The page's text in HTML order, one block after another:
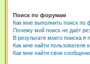
Поиск по форумам
Как мне выполнить поиск
Почему мой поиск не даёт
В результате моего поиска я
Как мне найти пользователя
Как мне найти свои